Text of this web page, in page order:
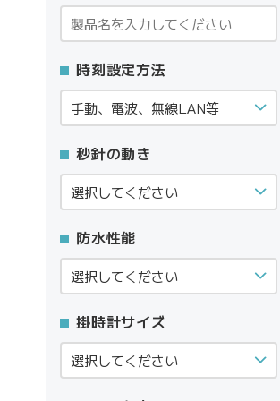
時刻設定方法
秒針の動き
防水性能
掛時計サイズ